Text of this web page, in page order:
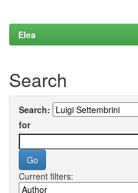
Elea
Search
Search:
for
Current filters: